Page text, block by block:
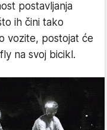
postavljanja
ih čini tako
vozite, postojat će
na svoj bicikl.